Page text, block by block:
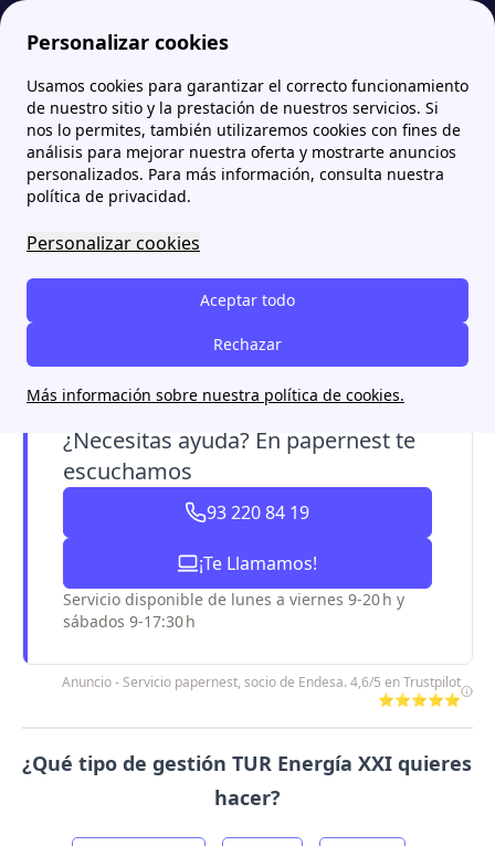
Personalizar cookies
Usamos cookies para garantizar el correcto funcionamiento
de nuestro sitio y la prestación de nuestros servicios. Si
nos lo permites, también utilizaremos cookies con fines de
análisis para mejorar nuestra oferta y mostrarte anuncios
personalizados. Para más información, consulta nuestra
política de privacidad.
Personalizar cookies
Aceptar todo
Rechazar
Más información sobre nuestra política de cookies.
Papernest.es MoreEnergía XXI TUR Energía XXI: ¿vale la pena contratar esta tarifa de gas?
TUR Energía XXI: ¿vale la
pena contratar esta tarifa
de gas?
La TUR (Tarifa de Último Recurso) de Energía
XXI
es la tarifa de gas del mercado regulado
Te mostramos cuál es su precio, si realmente
¿Necesitas ayuda? En papernest te
escuchamos
93 220 84 19
¡Te Llamamos!
Servicio disponible de lunes a viernes 9-20 h y
sábados 9-17:30 h
Anuncio - Servicio papernest, socio de Endesa. 4,6/5 en Trustpilot
⭐⭐⭐⭐⭐
¿Qué tipo de gestión TUR Energía XXI quieres
hacer?